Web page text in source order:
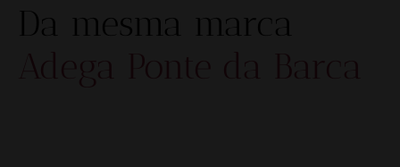
Da mesma marca